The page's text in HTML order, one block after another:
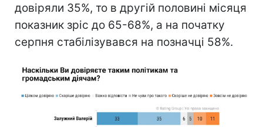
довіряли 35%, то в другій половині місяця
показник зріс до 65-68%, а на початку
серпня стабілізувався на позначці 58%.